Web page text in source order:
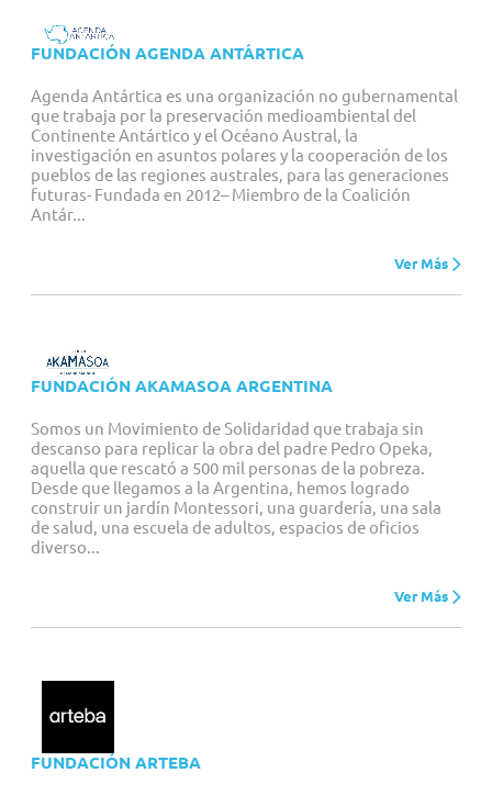
FUNDACIÓN AGENDA ANTÁRTICA
Agenda Antártica es una organización no gubernamental
que trabaja por la preservación medioambiental del
Continente Antártico y el Océano Austral, la
investigación en asuntos polares y la cooperación de los
pueblos de las regiones australes, para las generaciones
futuras- Fundada en 2012– Miembro de la Coalición
Antár...
Ver Más
FUNDACIÓN AKAMASOA ARGENTINA
Somos un Movimiento de Solidaridad que trabaja sin
descanso para replicar la obra del padre Pedro Opeka,
aquella que rescató a 500 mil personas de la pobreza.
Desde que llegamos a la Argentina, hemos logrado
construir un jardín Montessori, una guardería, una sala
de salud, una escuela de adultos, espacios de oﬁcios
diverso...
Ver Más
FUNDACIÓN ARTEBA